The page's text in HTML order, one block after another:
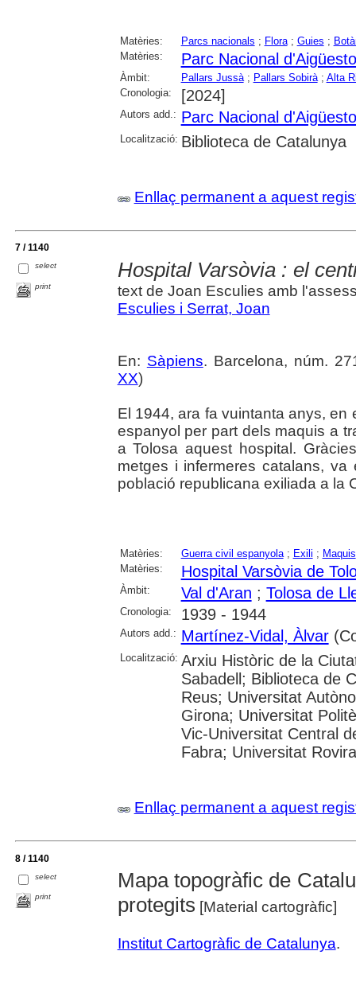
Matèries: Parcs nacionals ; Flora; Guies ;
Matèries:
Parc Nacional
Àmbit: Pallars Jussà; Pallars Sobirà; Alta
Cronologia:
[2024]
Autors add.: Parc Nacional
Localització: Biblioteca de Catalunya
Enllaç permanent a aquest
7 / 1140
select
print
Hospital Varsòvia : el
text de Joan Esculies amb
Esculies i Serrat, Joan
En: Sàpiens. Barcelona, núm.
XX)
El 1944, ara fa vuintanta anys,
espanyol per part dels maquis a
a Tolosa aquest hospital.
metges i infermeres catalans,
població republicana exiliada a la
Matèries: Guerra civil espanyola; Exili ; Maquis
Matèries:
Hospital Varsòvia de
Àmbit: Val d'Aran ; Tolosa de
Cronologia: 1939 - 1944
Autors add.: Martínez-Vidal, Àlvar
Localització: Arxiu Històric de la
Sabadell; Biblioteca de
Reus; Universitat
Girona; Universitat
Vic-Universitat Central
Fabra; Universitat
Enllaç permanent a aquest
8 / 1140
select
print
Mapa topogràfic de
protegits [Material cartogràfic]
Institut Cartogràfic de Catalunya.